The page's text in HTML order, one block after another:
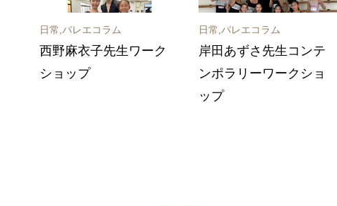
日常,バレエコラム
西野麻衣子先生ワーク
ショップ
日常,バレエコラム
岸田あずさ先生コンテ
ンポラリーワークショ
ップ